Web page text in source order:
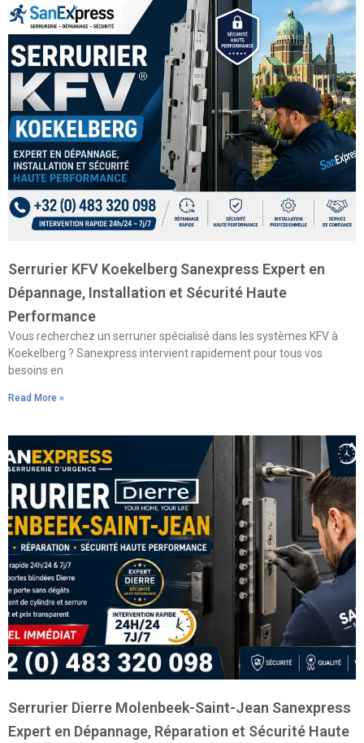
Serrurier KFV Koekelberg Sanexpress Expert en
Dépannage, Installation et Sécurité Haute
Performance
Vous recherchez un serrurier spécialisé dans les systèmes KFV à
Koekelberg ? Sanexpress intervient rapidement pour tous vos
besoins en
Read More »
Serrurier Dierre Molenbeek-Saint-Jean Sanexpress
Expert en Dépannage, Réparation et Sécurité Haute